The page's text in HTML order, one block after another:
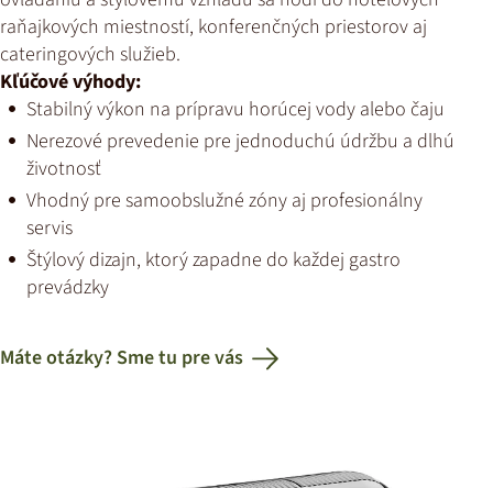
raňajkových miestností, konferenčných priestorov aj
cateringových služieb.
Kľúčové výhody:
Stabilný výkon na prípravu horúcej vody alebo čaju
Nerezové prevedenie pre jednoduchú údržbu a dlhú
životnosť
Vhodný pre samoobslužné zóny aj profesionálny
servis
Štýlový dizajn, ktorý zapadne do každej gastro
prevádzky
Máte otázky? Sme tu pre vás